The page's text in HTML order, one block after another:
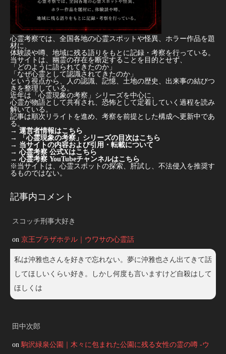
心霊考察では、全国各地の心霊スポットや怪異、ホラー作品を題
材に、
体験談や噂、地域に残る語りをもとに記録・考察を行っている。
当サイトは、幽霊の存在を断定することを目的とせず、
「どのように語られてきたのか」
「なぜ心霊として認識されてきたのか」
という視点から、人の認識、記憶、土地の歴史、出来事の結びつ
きを整理している。
近年は「心霊現象の考察」シリーズを中心に、
心霊が物語として共有され、恐怖として定着していく過程を読み
解いている。
記事は順次リライトを進め、考察を前提とした構成へ更新中であ
る。
→ 運営者情報はこちら
→
「心霊現象の考察」シリーズの目次はこちら
→ 当サイトの内容および引用・転載について
→ 心霊考察 公式Xはこちら
→ 心霊考察 YouTubeチャンネルはこちら
※当サイトは、心霊スポットの探索、肝試し、不法侵入を推奨す
るものではない。
記事内コメント
スコッチ刑事大好き
on 京王プラザホテル｜ウワサの心霊話
私は沖雅也さんを好きで忘れない。夢に沖雅也さん出てきて話
してほしいくらい好き。しかし何度も言いますけど自殺はして
ほしくは
田中次郎
on 駒沢緑泉公園｜木々に包まれた公園に残る女性の霊の噂 -ウ